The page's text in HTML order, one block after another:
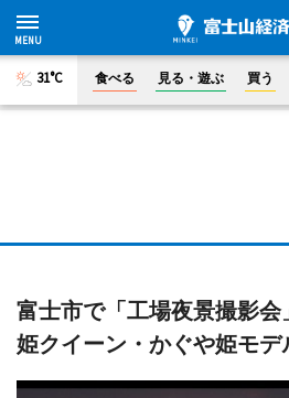
31°C 食べる 見る・遊ぶ 買う
富士市で「工場夜景撮影
姫クイーン・かぐや姫モデ